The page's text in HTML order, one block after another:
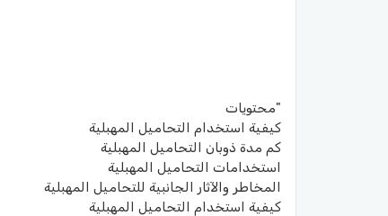
"محتويات
كيفية استخدام التحاميل المهبلية
كم مدة ذوبان التحاميل المهبلية
استخدامات التحاميل المهبلية
المخاطر والآثار الجانبية للتحاميل المهبلية
كيفية استخدام التحاميل المهبلية